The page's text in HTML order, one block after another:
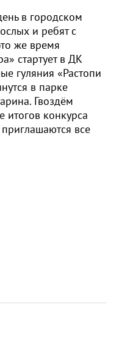
в городском
и ребят с
же время
стартует в ДК
гуляния «Растопи
в парке
Гвоздём
итогов конкурса
приглашаются все